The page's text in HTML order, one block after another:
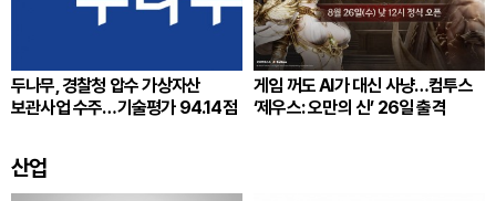
두나무, 경찰청 압수 가상자산
보관사업 수주…기술평가 94.14점
게임 꺼도 AI가 대신 사냥…컴투스
‘제우스: 오만의 신’ 26일 출격
산업